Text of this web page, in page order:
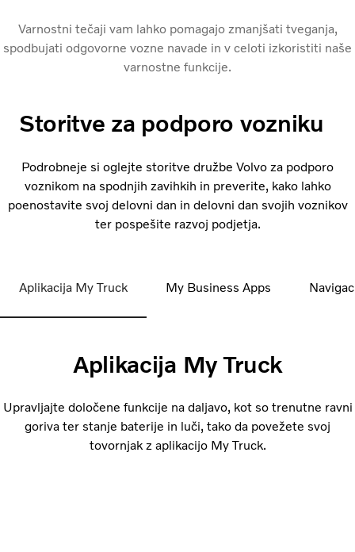
Varnostni tečaji vam lahko pomagajo zmanjšati tveganja,
spodbujati odgovorne vozne navade in v celoti izkoristiti naše
varnostne funkcije.
Storitve za podporo vozniku
Podrobneje si oglejte storitve družbe Volvo za podporo
voznikom na spodnjih zavihkih in preverite, kako lahko
poenostavite svoj delovni dan in delovni dan svojih voznikov
ter pospešite razvoj podjetja.
Aplikacija My Truck My Business Apps
Aplikacija My Truck
Upravljajte določene funkcije na daljavo, kot so trenutne ravni
goriva ter stanje baterije in luči, tako da povežete svoj
tovornjak z aplikacijo My Truck.